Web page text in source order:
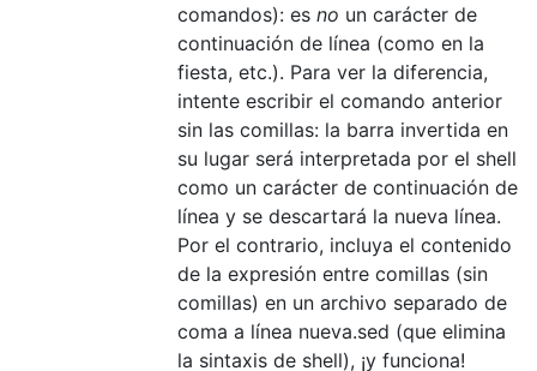
comandos): es no un carácter de
continuación de línea (como en la
fiesta, etc.). Para ver la diferencia,
intente escribir el comando anterior
sin las comillas: la barra invertida en
su lugar será interpretada por el shell
como un carácter de continuación de
línea y se descartará la nueva línea.
Por el contrario, incluya el contenido
de la expresión entre comillas (sin
comillas) en un archivo separado de
coma a línea nueva.sed (que elimina
la sintaxis de shell), ¡y funciona!